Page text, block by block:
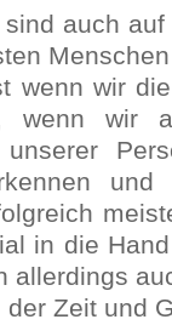
auch
wenn wir
wenn wir
unserer
in die
allerdings
Zeit und